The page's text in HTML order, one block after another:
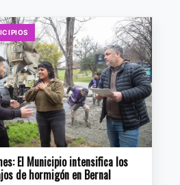
El Municipio intensifica los
de hormigón en Bernal